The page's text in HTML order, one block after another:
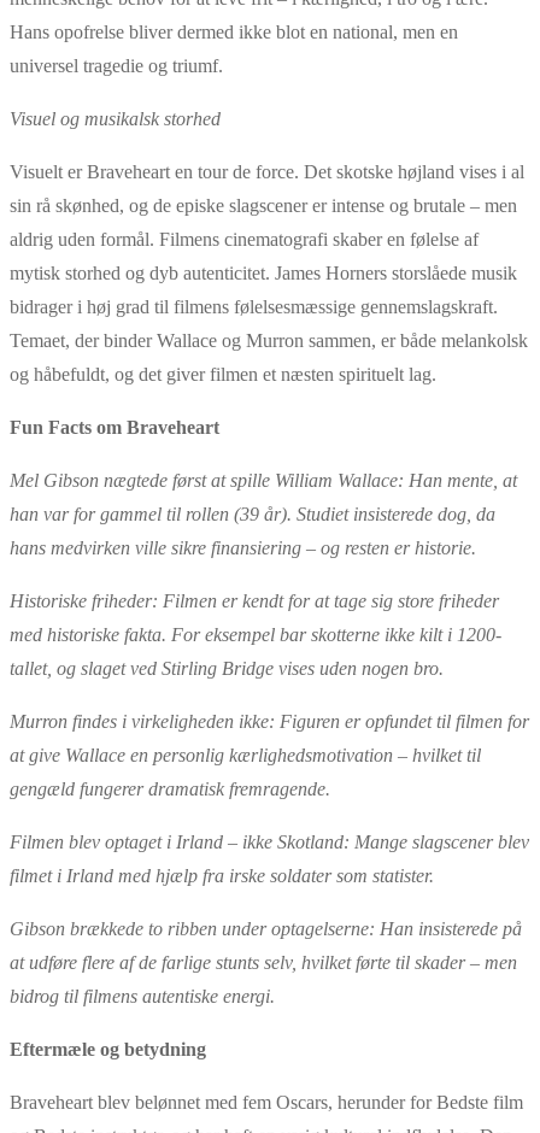
Hans opofrelse bliver dermed ikke blot en national, men en
universel tragedie og triumf.
Visuel og musikalsk storhed
Visuelt er Braveheart en tour de force. Det skotske højland vises i al
sin rå skønhed, og de episke slagscener er intense og brutale – men
aldrig uden formål. Filmens cinematografi skaber en følelse af
mytisk storhed og dyb autenticitet. James Horners storslåede musik
bidrager i høj grad til filmens følelsesmæssige gennemslagskraft.
Temaet, der binder Wallace og Murron sammen, er både melankolsk
og håbefuldt, og det giver filmen et næsten spirituelt lag.
Fun Facts om Braveheart
Mel Gibson nægtede først at spille William Wallace: Han mente, at
han var for gammel til rollen (39 år). Studiet insisterede dog, da
hans medvirken ville sikre finansiering – og resten er historie.
Historiske friheder: Filmen er kendt for at tage sig store friheder
med historiske fakta. For eksempel bar skotterne ikke kilt i 1200-
tallet, og slaget ved Stirling Bridge vises uden nogen bro.
Murron findes i virkeligheden ikke: Figuren er opfundet til filmen for
at give Wallace en personlig kærlighedsmotivation – hvilket til
gengæld fungerer dramatisk fremragende.
Filmen blev optaget i Irland – ikke Skotland: Mange slagscener blev
filmet i Irland med hjælp fra irske soldater som statister.
Gibson brækkede to ribben under optagelserne: Han insisterede på
at udføre flere af de farlige stunts selv, hvilket førte til skader– men
bidrog til filmens autentiske energi.
Eftermæle og betydning
Braveheart blev belønnet med fem Oscars, herunder for Bedste film